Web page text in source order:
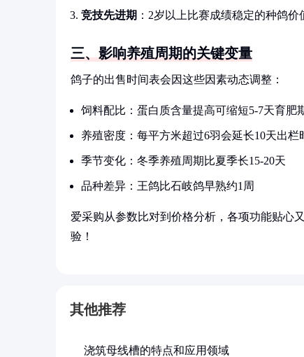
竞技先进期 ：2岁以上比赛成绩稳定的种鸽价
三、影响养殖周期的关键变量
鸽子的出售时间表会因这些因素动态调整：
饲料配比：蛋白质含量提高可缩短5-7天育肥
养殖密度：每平方米超过6羽会延长10天出栏
季节变化：冬季养殖周期比夏季长15-20天
品种差异：王鸽比石岐鸽早熟约1周
爱采购从参数比对到价格分析，各项功能贴心
验！
其他推荐
浇筑母线槽的特点和应用领域